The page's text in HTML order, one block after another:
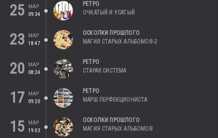
25
МАР
09:34
РЕТРО
ОЧКАТЫЙ И УСАТЫЙ
23
МАР
18:47
ОСКОЛКИ ПРОШЛОГО
МАГИЯ СТАРЫХ АЛЬБОМОВ-2
20
МАР
08:24
РЕТРО
СТАРАЯ СИСТЕМА
17
МАР
09:20
РЕТРО
МАРШ ПЕРФЕКЦИОНИСТА
15
МАР
19:03
ОСКОЛКИ ПРОШЛОГО
МАГИЯ СТАРЫХ АЛЬБОМОВ